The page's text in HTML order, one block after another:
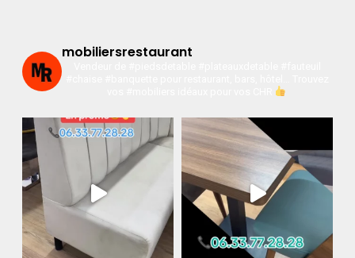
mobiliersrestaurant